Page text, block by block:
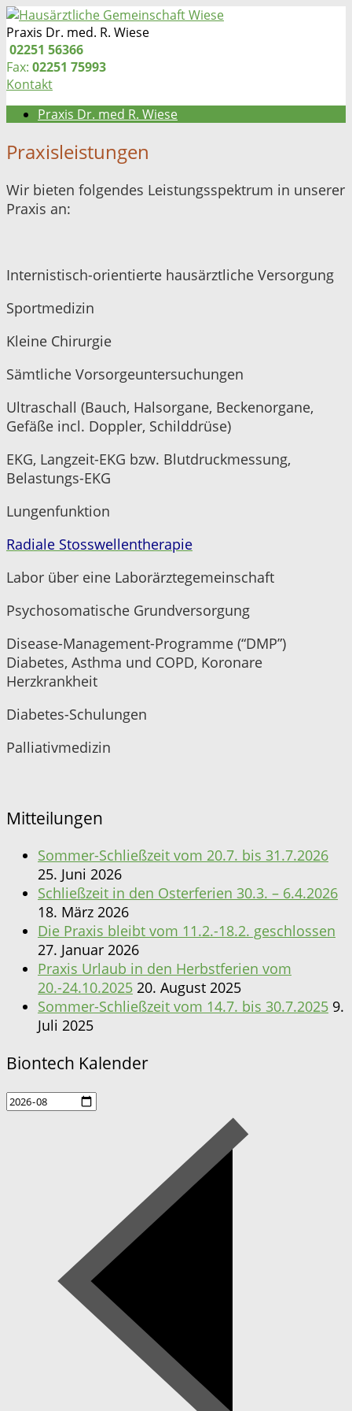
Zum
Inhalt
springen
Praxis Dr. med. R. Wiese
Telefon:
02251 56366
Fax: 02251 75993
Kontakt
Praxis Dr. med R. Wiese
Praxisleistungen
Wir bieten folgendes Leistungsspektrum in unserer
Praxis an:
Internistisch-orientierte hausärztliche Versorgung
Sportmedizin
Kleine Chirurgie
Sämtliche Vorsorgeuntersuchungen
Ultraschall (Bauch, Halsorgane, Beckenorgane,
Gefäße incl. Doppler, Schilddrüse)
EKG, Langzeit-EKG bzw. Blutdruckmessung,
Belastungs-EKG
Lungenfunktion
Radiale Stosswellentherapie
Labor über eine Laborärztegemeinschaft
Psychosomatische Grundversorgung
Disease-Management-Programme (“DMP”)
Diabetes, Asthma und COPD, Koronare
Herzkrankheit
Diabetes-Schulungen
Palliativmedizin
Mitteilungen
Sommer-Schließzeit vom 20.7. bis 31.7.2026
25. Juni 2026
Schließzeit in den Osterferien 30.3. – 6.4.2026
18. März 2026
Die Praxis bleibt vom 11.2.-18.2. geschlossen
27. Januar 2026
Praxis Urlaub in den Herbstferien vom
20.-24.10.2025 20. August 2025
Sommer-Schließzeit vom 14.7. bis 30.7.2025 9.
Juli 2025
Biontech Kalender